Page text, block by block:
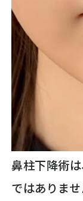
鼻柱下降術
ではありま